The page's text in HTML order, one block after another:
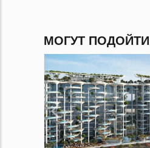
МОГУТ ПОДОЙТИ